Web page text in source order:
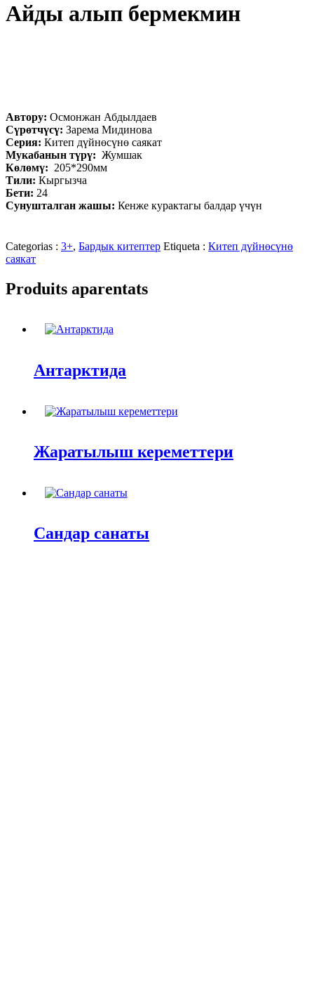
Айды алып бермекмин
Автору: Осмонжан Абдылдаев
Сүрөтчүсү: Зарема Мидинова
Серия: Китеп дүйнөсүнө саякат
Мукабанын түрү: Жумшак
Көлөмү: 205*290мм
Тили: Кыргызча
Бети: 24
Сунушталган жашы: Кенже курактагы балдар үчүн
Categorias : 3+, Бардык китептер Etiqueta : Китеп дүйнөсүнө
саякат
Produits aparentats
Антарктида
Жаратылыш кереметтери
Сандар санаты